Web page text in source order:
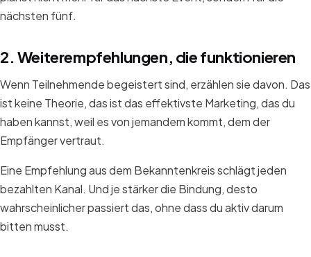
nächsten fünf.
2. Weiterempfehlungen, die funktionieren
Wenn Teilnehmende begeistert sind, erzählen sie davon. Das
ist keine Theorie, das ist das effektivste Marketing, das du
haben kannst, weil es von jemandem kommt, dem der
Empfänger vertraut.
Eine Empfehlung aus dem Bekanntenkreis schlägt jeden
bezahlten Kanal. Und je stärker die Bindung, desto
wahrscheinlicher passiert das, ohne dass du aktiv darum
bitten musst.